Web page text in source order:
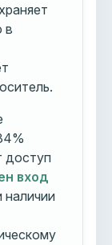
в
доступ
вход